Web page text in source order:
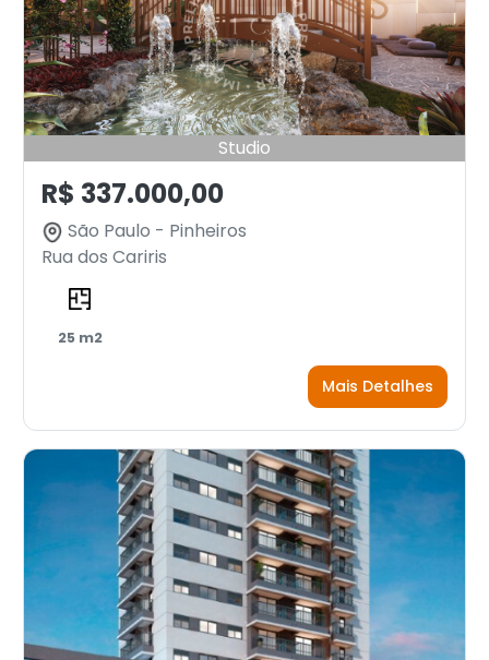
Studio
R$ 337.000,00
São Paulo - Pinheiros
Rua dos Cariris
25 m2
Mais Detalhes